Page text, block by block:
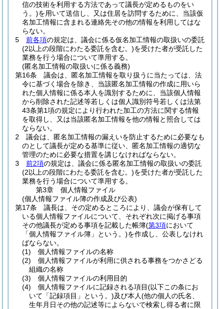
信の技術を利用する方法であって議長が定めるものをい
う。)を用いて送信し、又は住居を訪問するために、当該仮
名加工情報に含まれる連絡先その他の情報を利用してはな
らない。
5
前各項の規定は、議会に係る仮名加工情報の取扱いの委託
(2以上の段階にわたる委託を含む。)を受けた者が受託した
業務を行う場合について準用する。
(匿名加工情報の取扱いに係る義務)
第16条
議会は、匿名加工情報を取り扱うに当たっては、法
令に基づく場合を除き、当該匿名加工情報の作成に用いら
れた個人情報に係る本人を識別するために、当該個人情報
から削除された記述等若しくは個人識別符号若しくは法第
43条第1項の規定により行われた加工の方法に関する情報
を取得し、又は当該匿名加工情報を他の情報と照合しては
ならない。
2
議会は、匿名加工情報の漏えいを防止するために必要なも
のとして議長が定める基準に従い、匿名加工情報の適切な
管理のために必要な措置を講じなければならない。
3
前2項の規定は、議会に係る匿名加工情報の取扱いの委託
(2以上の段階にわたる委託を含む。)を受けた者が受託した
業務を行う場合について準用する。
第3章
個人情報ファイル
(個人情報ファイル簿の作成及び公表)
第17条
議長は、その定めるところにより、議会が保有して
いる個人情報ファイルについて、それぞれ次に掲げる事項
その他議長が定める事項を記載した帳簿(第3項において
「個人情報ファイル簿」という。)を作成し、公表しなけれ
ばならない。
(1)
個人情報ファイルの名称
(2)
個人情報ファイルが利用に供される事務をつかさどる
組織の名称
(3)
個人情報ファイルの利用目的
(4)
個人情報ファイルに記録される項目(以下この条にお
いて「記録項目」という。)及び本人(他の個人の氏名、
生年月日その他の記述等によらないで検索し得る者に限